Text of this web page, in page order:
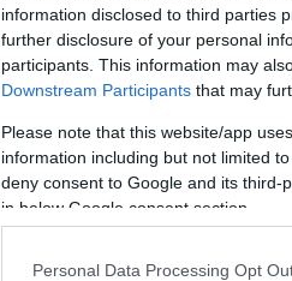
information disclosed to third parties
further disclosure of your personal
participants. This information may
Downstream Participants that may
Please note that this website/app
information including but not limited
deny consent to Google and its
in below Google consent section.
Personal Data Processing Opt